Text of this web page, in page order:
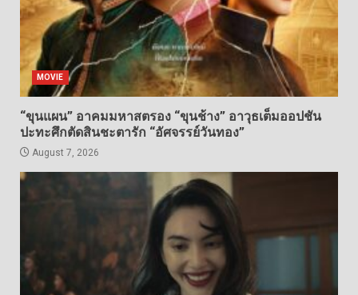
MOVIE
“ขุนแผน” อาคมมหาสตรอง “ขุนช้าง” อาวุธเต็มออปชัน
ปะทะศึกตัดสินชะตารัก “อัศจรรย์วันทอง”
August 7, 2026